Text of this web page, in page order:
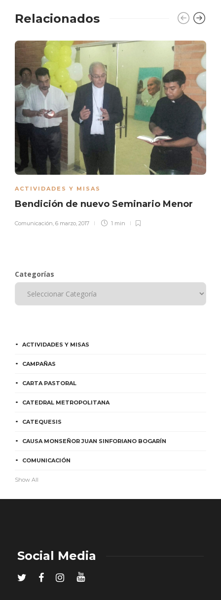
Relacionados
ACTIVIDADES Y MISAS
Bendición de nuevo Seminario Menor
Comunicación, 6 marzo, 2017 1 min
Categorías
ACTIVIDADES Y MISAS
CAMPAÑAS
CARTA PASTORAL
CATEDRAL METROPOLITANA
CATEQUESIS
CAUSA MONSEÑOR JUAN SINFORIANO BOGARÍN
COMUNICACIÓN
Show All
Social Media